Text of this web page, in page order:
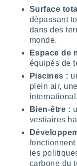
Surface
dépassant
dans des
monde.
Espace de
équipés de
Piscines :
plein air,
international.
Bien-être :
vestiaires
les
carbone du